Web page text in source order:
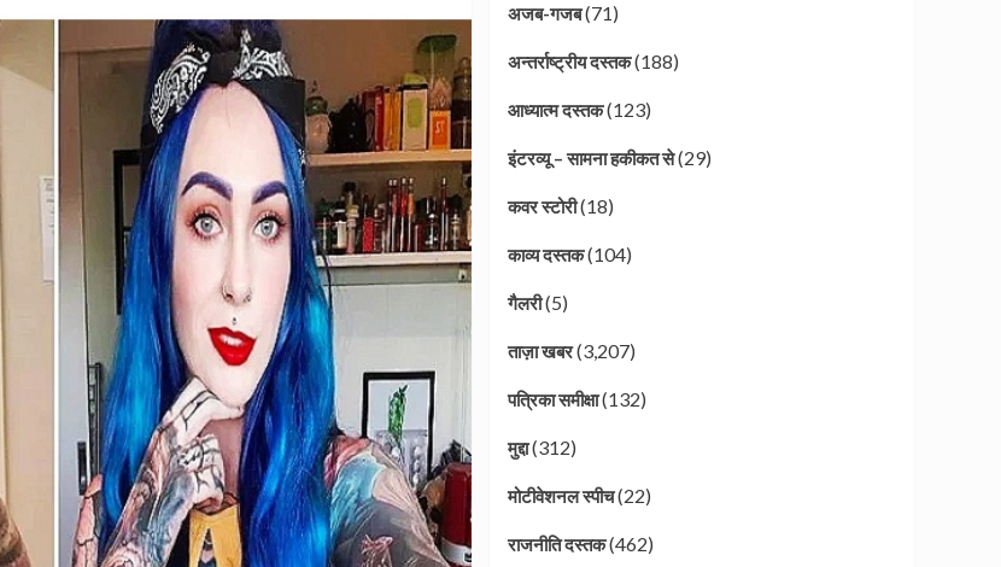
अजब-गजब(71)
अन्तर्राष्ट्रीय दस्तक(188)
आध्यात्म दस्तक(123)
इंटरव्यू – सामना हकीकत से(29)
कवर स्टोरी(18)
काव्य दस्तक(104)
गैलरी(5)
ताज़ा खबर(3,207)
पत्रिका समीक्षा(132)
मुद्दा(312)
मोटीवेशनल स्पीच(22)
राजनीति दस्तक(462)